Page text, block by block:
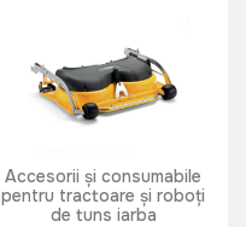
Accesorii și consumabile
pentru tractoare și roboți
de tuns iarba